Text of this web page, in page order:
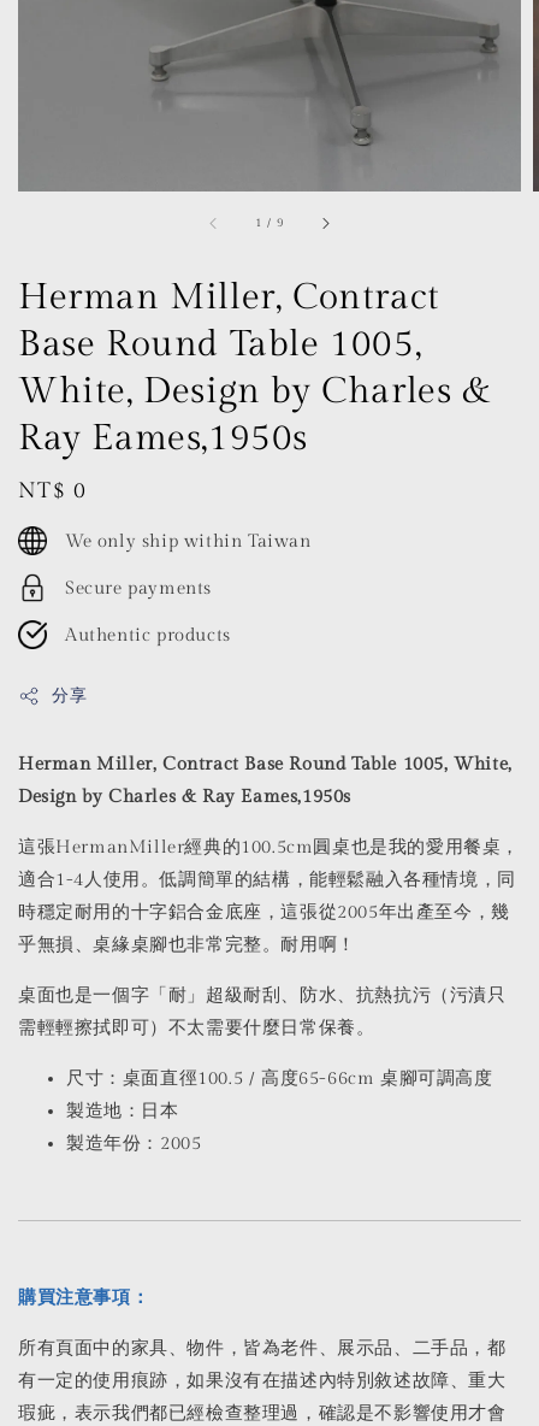
1 / 9
Herman Miller, Contract
Base Round Table 1005,
White, Design by Charles &
Ray Eames,1950s
Regular
price
NT$ 0
We only ship within Taiwan
Secure payments
Authentic products
分享
Herman Miller, Contract Base Round Table 1005, White,
Design by Charles & Ray Eames,1950s
這張HermanMiller經典的100.5cm圓桌也是我的愛用餐桌，
適合1-4人使用。低調簡單的結構，能輕鬆融入各種情境，同
時穩定耐用的十字鋁合金底座，這張從2005年出產至今，幾
乎無損、桌緣桌腳也非常完整。耐用啊！
桌面也是一個字「耐」超級耐刮、防水、抗熱抗污（污漬只
需輕輕擦拭即可）不太需要什麼日常保養。
尺寸：桌面直徑100.5 / 高度65-66cm 桌腳可調高度
製造地：日本
製造年份：2005
購買注意事項：
所有頁面中的家具、物件，皆為老件、展示品、二手品，都
有一定的使用痕跡，如果沒有在描述內特別敘述故障、重大
瑕疵，表示我們都已經檢查整理過，確認是不影響使用才會